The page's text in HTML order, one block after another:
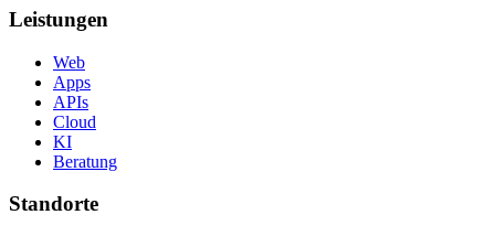
Leistungen
Web
Apps
APIs
Cloud
KI
Beratung
Standorte